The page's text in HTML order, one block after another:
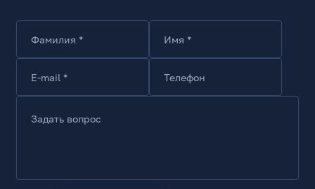
Фамилия * Имя *
E-mail * Телефон
Задать вопрос